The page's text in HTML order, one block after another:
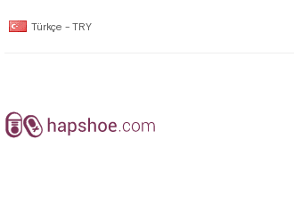
Türkçe - TRY